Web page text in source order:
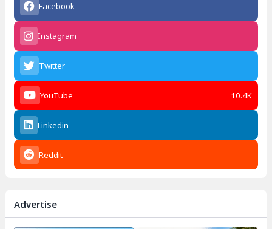
Facebook
Instagram
Twitter
YouTube 10.4K
Linkedin
Reddit
Advertise